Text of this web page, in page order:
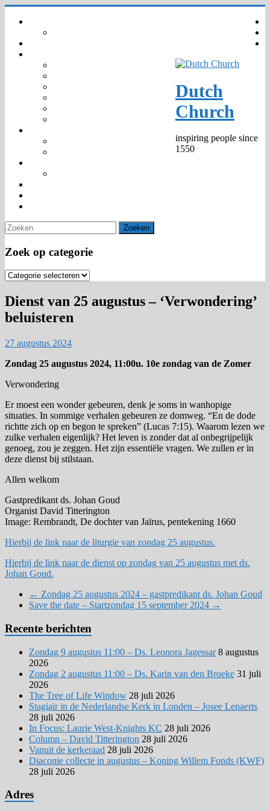
naar
Dutch
Church
inspiring people since
1550
Zoek op categorie
Zoek
categorie
Dienst van 25 augustus – ‘Verwondering’
beluisteren
27 augustus 2024
Zondag 25 augustus 2024, 11:00u. 10e zondag van de Zomer
Verwondering
Er moest een wonder gebeuren, denk je soms in wanhopige
situaties. In sommige verhalen gebeuren ze domweg. “En de dode
richtte zich op en begon te spreken” (Lucas 7:15). Waarom lezen we
zulke verhalen eigenlijk? Het leven is zonder dat al onbegrijpelijk
genoeg, zou je zeggen. Het zijn essentiële vragen. We zullen er in
deze dienst bij stilstaan.
Allen welkom
Gastpredikant ds. Johan Goud
Organist David Titterington
Image: Rembrandt, De dochter van Jaïrus, pentekening 1660
Hierbij de link naar de liturgie van zondag 25 augustus.
Hierbij de link naar de dienst op zondag van 25 augustus met ds.
Johan Goud.
← Zondag 25 augustus 2024 – gastpredikant ds. Johan Goud
Save the date – Startzondag 15 september 2024 →
Recente berichten
Zondag 9 augustus 11:00 – Ds. Leonora Jagessar 8 augustus
2026
Zondag 2 augustus 11:00 – Ds. Karin van den Broeke 31 juli
2026
The Tree of Life Window 28 juli 2026
Stagiair in de Nederlandse Kerk in Londen – Josee Lenaerts
28 juli 2026
In Focus: Laurie West-Knights KC 28 juli 2026
Column – David Titterington 28 juli 2026
Vanuit de kerkeraad 28 juli 2026
Diaconie collecte in augustus – Koning Willem Fonds (KWF)
28 juli 2026
Adres